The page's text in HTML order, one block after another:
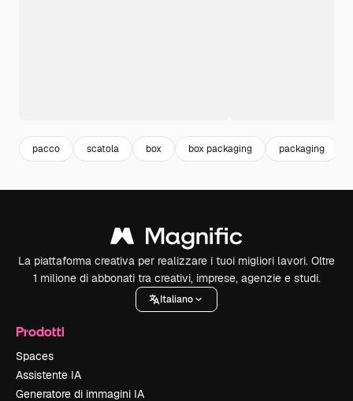
pacco scatola box box packaging packaging
La piattaforma creativa per realizzare i tuoi migliori lavori. Oltre
1 milione di abbonati tra creativi, imprese, agenzie e studi.
Italiano
Prodotti
Spaces
Assistente IA
Generatore di immagini IA